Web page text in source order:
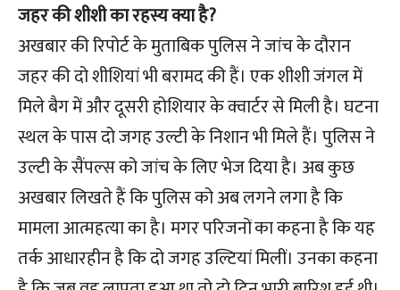
जहर की शीशी का रहस्य क्या है?
अखबार की रिपोर्ट के मुताबिक पुलिस ने जांच के दौरान
जहर की दो शीशियां भी बरामद की हैं। एक शीशी जंगल में
मिले बैग में और दूसरी होशियार के क्वार्टर से मिली है। घटना
स्थल के पास दो जगह उल्टी के निशान भी मिले हैं। पुलिस ने
उल्टी के सैंपल्स को जांच के लिए भेज दिया है। अब कुछ
अखबार लिखते हैं कि पुलिस को अब लगने लगा है कि
मामला आत्महत्या का है। मगर परिजनों का कहना है कि यह
तर्क आधारहीन है कि दो जगह उल्टियां मिलीं। उनका कहना